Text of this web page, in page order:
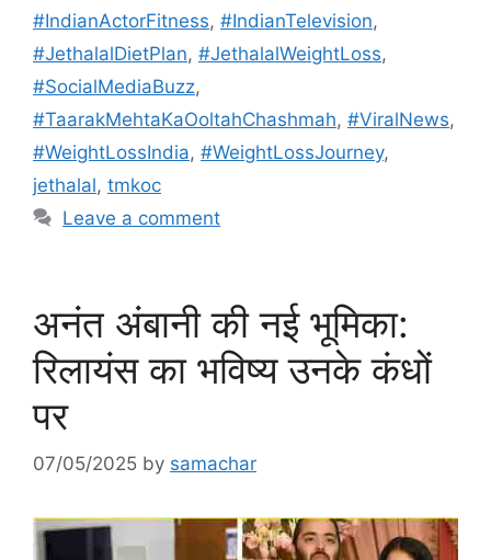
#IndianActorFitness, #IndianTelevision,
#JethalalDietPlan, #JethalalWeightLoss,
#SocialMediaBuzz,
#TaarakMehtaKaOoltahChashmah, #ViralNews,
#WeightLossIndia, #WeightLossJourney,
jethalal, tmkoc
Leave a comment
अनंत अंबानी की नई भूमिका:
रिलायंस का भविष्य उनके कंधों
पर
07/05/2025 by samachar